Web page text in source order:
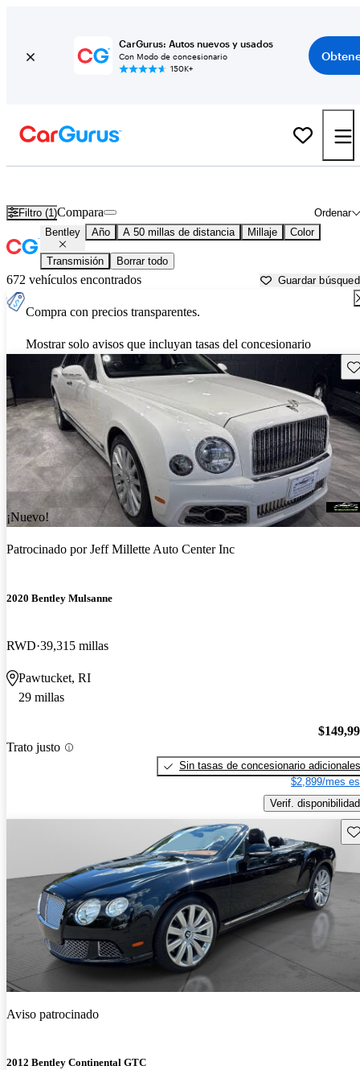
CarGurus: Autos nuevos y usados
Con Modo de concesionario
150K+
Filtro (1) Ordenar
Compara
Bentley Año A 50 millas de distancia Millaje Color
Transmisión Borrar todo
672 vehículos encontrados Guardar
Compra con precios transparentes.
Mostrar solo avisos que incluyan tasas del concesionario
¡Nuevo!
Patrocinado porJeff Millette Auto Center Inc
2020 Bentley Mulsanne
RWD 39,315 millas
Pawtucket, RI
29 millas
Trato justo
Sin tasas de concesionario adicionales
$2,899/mes
Verif. disponibilidad
Aviso patrocinado
2012 Bentley Continental GTC